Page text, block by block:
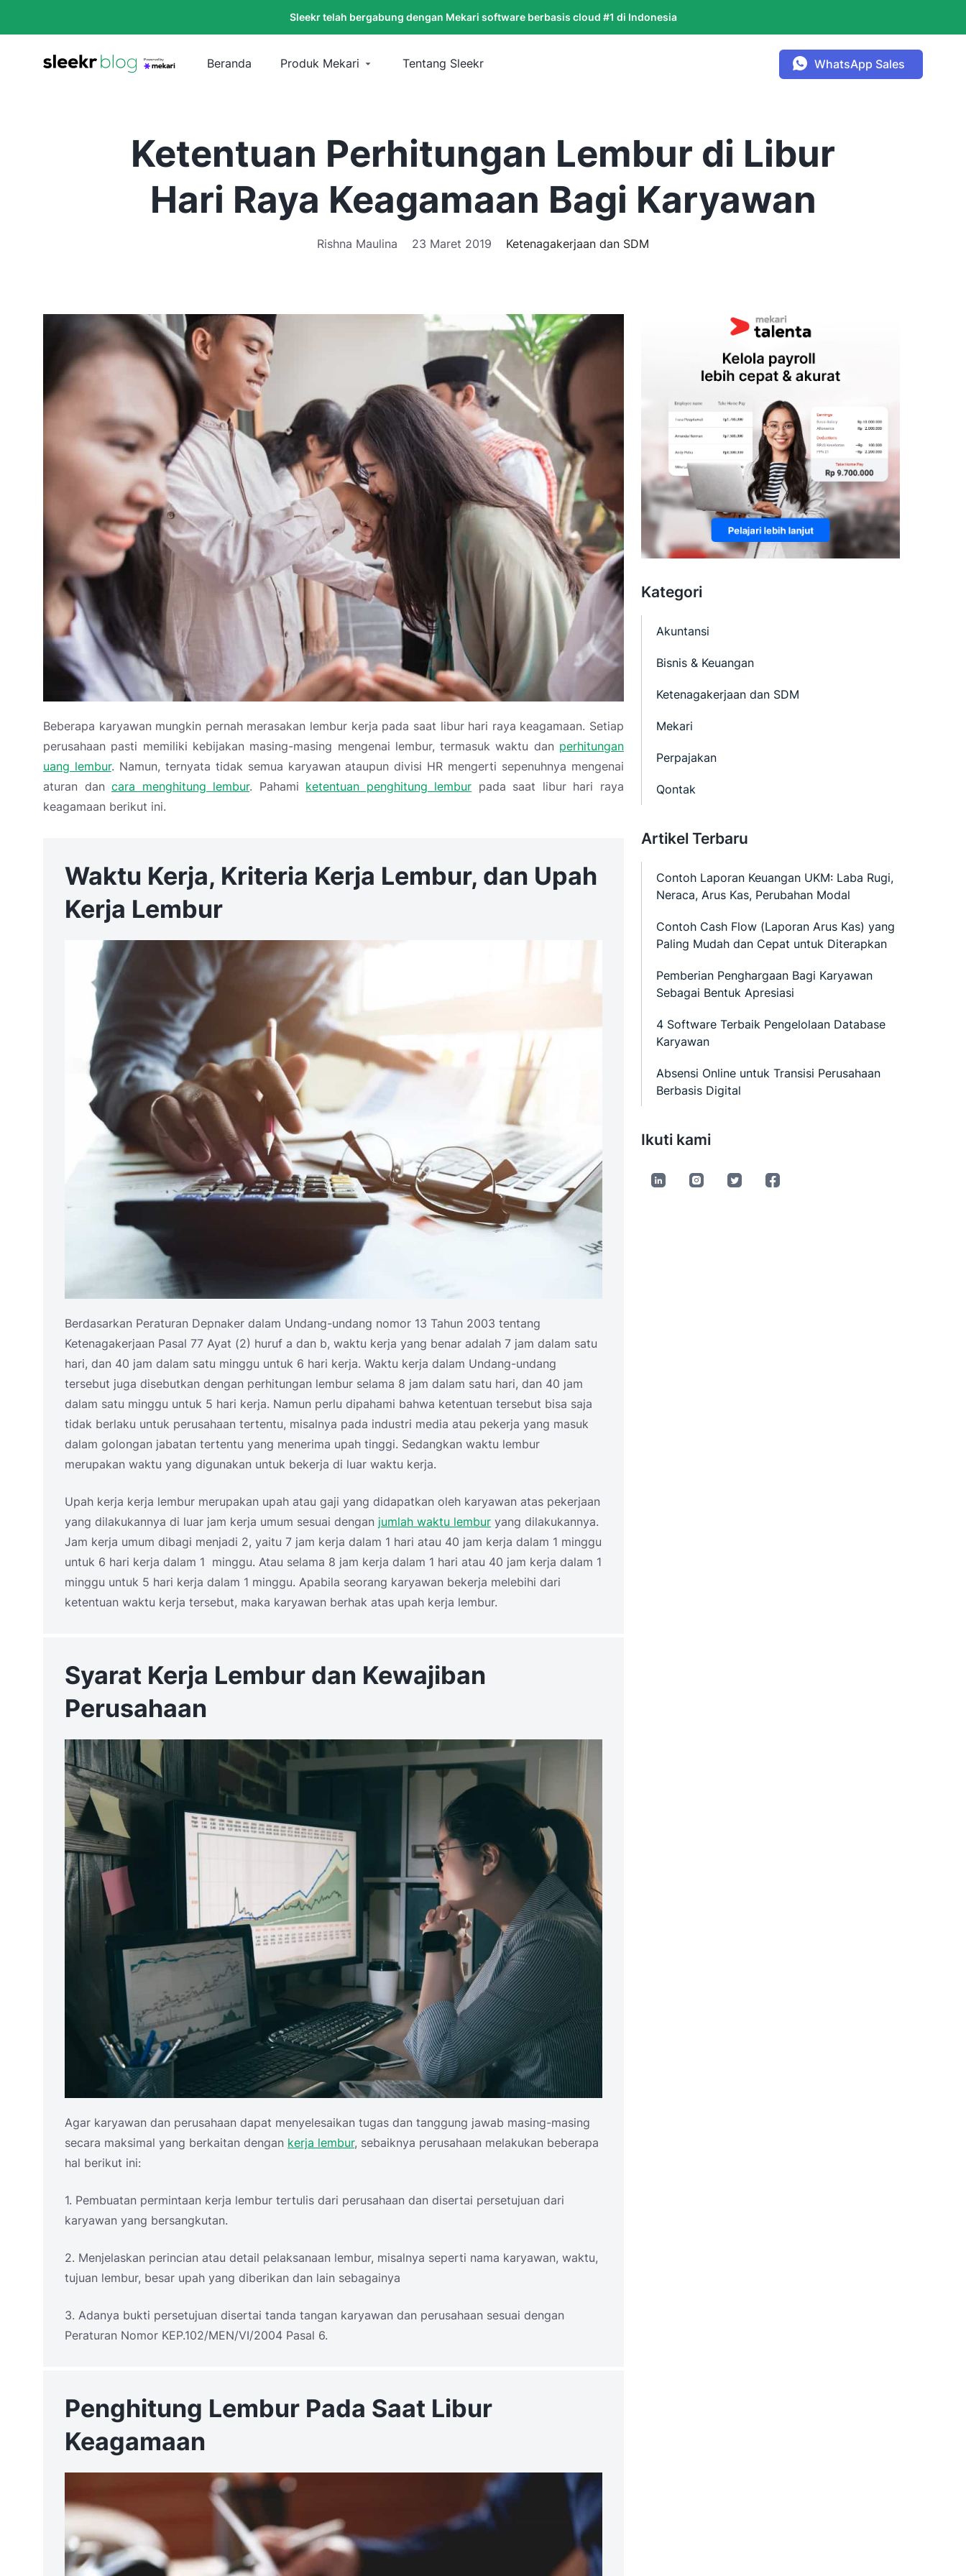
Sleekr telah bergabung dengan Mekari software berbasis cloud #1 di Indonesia
Beranda Produk Mekari Tentang Sleekr WhatsApp Sales
Ketentuan Perhitungan Lembur di Libur
Hari Raya Keagamaan Bagi Karyawan
Rishna Maulina 23 Maret 2019 Ketenagakerjaan dan SDM
Beberapa karyawan mungkin pernah merasakan lembur kerja pada saat libur hari raya keagamaan. Setiap
perusahaan pasti memiliki kebijakan masing-masing mengenai lembur, termasuk waktu dan perhitungan
uang lembur. Namun, ternyata tidak semua karyawan ataupun divisi HR mengerti sepenuhnya mengenai
aturan dancara menghitung lembur. Pahami ketentuan penghitung lembur pada saat libur hari raya
keagamaan berikut ini.
Waktu Kerja, Kriteria Kerja Lembur, dan Upah
Kerja Lembur
Berdasarkan Peraturan Depnaker dalam Undang-undang nomor 13 Tahun 2003 tentang
Ketenagakerjaan Pasal 77 Ayat (2) huruf a dan b, waktu kerja yang benar adalah 7 jam dalam satu
hari, dan 40 jam dalam satu minggu untuk 6 hari kerja. Waktu kerja dalam Undang-undang
tersebut juga disebutkan dengan perhitungan lembur selama 8 jam dalam satu hari, dan 40 jam
dalam satu minggu untuk 5 hari kerja. Namun perlu dipahami bahwa ketentuan tersebut bisa saja
tidak berlaku untuk perusahaan tertentu, misalnya pada industri media atau pekerja yang masuk
dalam golongan jabatan tertentu yang menerima upah tinggi. Sedangkan waktu lembur
merupakan waktu yang digunakan untuk bekerja di luar waktu kerja.
Upah kerja kerja lembur merupakan upah atau gaji yang didapatkan oleh karyawan atas pekerjaan
yang dilakukannya di luar jam kerja umum sesuai dengan jumlah waktu lembur yang dilakukannya.
Jam kerja umum dibagi menjadi 2, yaitu 7 jam kerja dalam 1 hari atau 40 jam kerja dalam 1 minggu
untuk 6 hari kerja dalam 1 minggu. Atau selama 8 jam kerja dalam 1 hari atau 40 jam kerja dalam 1
minggu untuk 5 hari kerja dalam 1 minggu. Apabila seorang karyawan bekerja melebihi dari
ketentuan waktu kerja tersebut, maka karyawan berhak atas upah kerja lembur.
Syarat Kerja Lembur dan Kewajiban
Perusahaan
Agar karyawan dan perusahaan dapat menyelesaikan tugas dan tanggung jawab masing-masing
secara maksimal yang berkaitan dengan kerja lembur, sebaiknya perusahaan melakukan beberapa
hal berikut ini:
1. Pembuatan permintaan kerja lembur tertulis dari perusahaan dan disertai persetujuan dari
karyawan yang bersangkutan.
2. Menjelaskan perincian atau detail pelaksanaan lembur, misalnya seperti nama karyawan, waktu,
tujuan lembur, besar upah yang diberikan dan lain sebagainya
3. Adanya bukti persetujuan disertai tanda tangan karyawan dan perusahaan sesuai dengan
Peraturan Nomor KEP.102/MEN/VI/2004 Pasal 6.
Penghitung Lembur Pada Saat Libur
Keagamaan
Kategori
Akuntansi
Bisnis & Keuangan
Ketenagakerjaan dan SDM
Mekari
Perpajakan
Qontak
Artikel Terbaru
Contoh Laporan Keuangan UKM: Laba Rugi,
Neraca, Arus Kas, Perubahan Modal
Contoh Cash Flow (Laporan Arus Kas) yang
Paling Mudah dan Cepat untuk Diterapkan
Pemberian Penghargaan Bagi Karyawan
Sebagai Bentuk Apresiasi
4 Software Terbaik Pengelolaan Database
Karyawan
Absensi Online untuk Transisi Perusahaan
Berbasis Digital
Ikuti kami